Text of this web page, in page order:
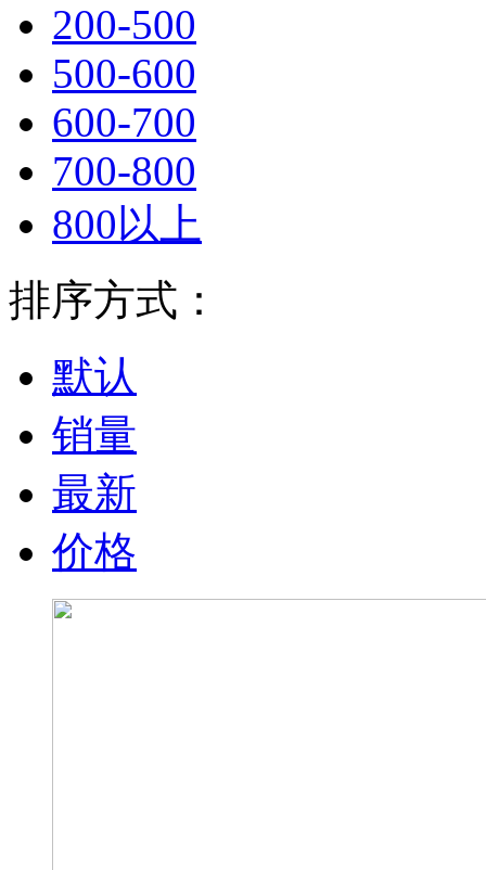
200-500
500-600
600-700
700-800
800以上
排序方式：
默认
销量
最新
价格